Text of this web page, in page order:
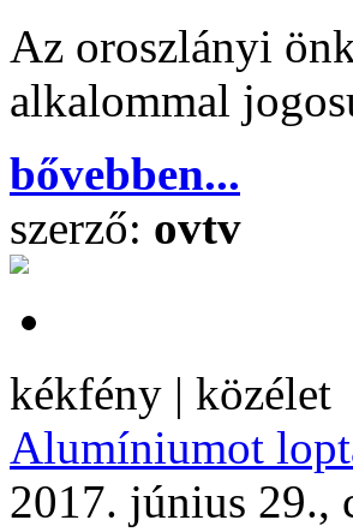
Az oroszlányi
alkalommal
bővebben...
szerző: ovtv
kékfény | közélet
Alumíniumot
2017. június 29.,